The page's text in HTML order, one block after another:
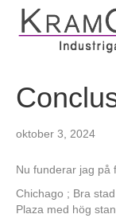
oktober 3, 2024
Nu funderar jag på
Chichago ; Bra
Plaza med hög